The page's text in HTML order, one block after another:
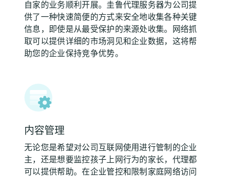
自家的业务顺利开展。圭鲁代理服务器为公司提
供了一种快速简便的方式来安全地收集各种关键
信息，即使是从最受保护的来源处收集。网络抓
取可以提供详细的市场洞见和企业数据，这将帮
助您的企业保持竞争优势。
内容管理
无论您是希望对公司互联网使用进行管制的企业
主，还是想要监控孩子上网行为的家长，代理都
可以提供帮助。在企业管控和限制家庭网络访问